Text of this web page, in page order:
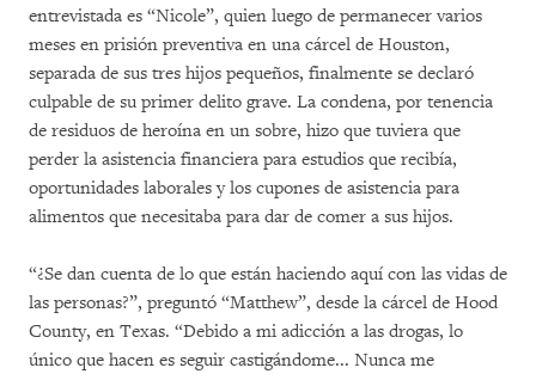
entrevistada es “Nicole”, quien luego de permanecer varios
meses en prisión preventiva en una cárcel de Houston,
separada de sus tres hijos pequeños, finalmente se declaró
culpable de su primer delito grave. La condena, por tenencia
de residuos de heroína en un sobre, hizo que tuviera que
perder la asistencia financiera para estudios que recibía,
oportunidades laborales y los cupones de asistencia para
alimentos que necesitaba para dar de comer a sus hijos.
“¿Se dan cuenta de lo que están haciendo aquí con las vidas de
las personas?”, preguntó “Matthew”, desde la cárcel de Hood
County, en Texas. “Debido a mi adicción a las drogas, lo
único que hacen es seguir castigándome... Nunca me